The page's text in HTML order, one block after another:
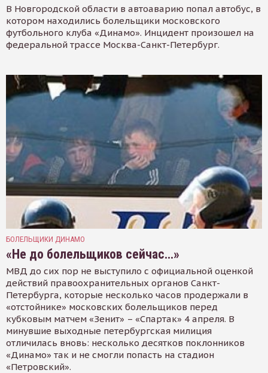
В Новгородской области в автоаварию попал автобус, в
котором находились болельщики московского
футбольного клуба «Динамо». Инцидент произошел на
федеральной трассе Москва-Санкт-Петербург.
БОЛЕЛЬЩИКИ ДИНАМО
«Не до болельщиков сейчас…»
МВД до сих пор не выступило с официальной оценкой
действий правоохранительных органов Санкт-
Петербурга, которые несколько часов продержали в
«отстойнике» московских болельщиков перед
кубковым матчем «Зенит» – «Спартак» 4 апреля. В
минувшие выходные петербургская милиция
отличилась вновь: несколько десятков поклонников
«Динамо» так и не смогли попасть на стадион
«Петровский».